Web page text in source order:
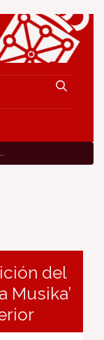
del
Musika’